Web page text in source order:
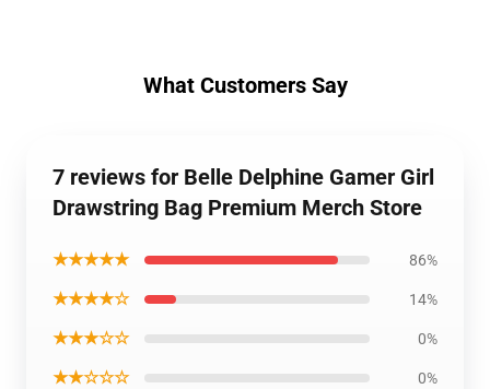
What Customers Say
7 reviews for Belle Delphine Gamer Girl
Drawstring Bag Premium Merch Store
★★★★★ 86%
★★★★☆ 14%
★★★☆☆ 0%
★★☆☆☆ 0%